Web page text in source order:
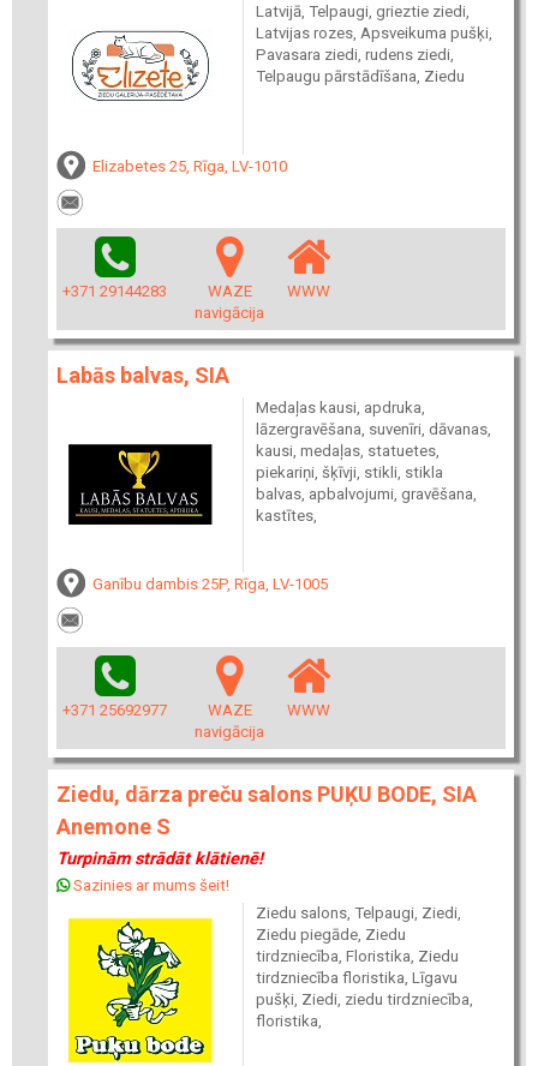
Latvijā, Telpaugi, grieztie ziedi,
Latvijas rozes, Apsveikuma pušķi,
Pavasara ziedi, rudens ziedi,
Telpaugu pārstādīšana, Ziedu
Elizabetes 25, Rīga, LV-1010
+371 29144283
WAZE
navigācija
WWW
Labās balvas, SIA
Medaļas kausi, apdruka,
lāzergravēšana, suvenīri, dāvanas,
kausi, medaļas, statuetes,
piekariņi, šķīvji, stikli, stikla
balvas, apbalvojumi, gravēšana,
kastītes,
Ganību dambis 25P, Rīga, LV-1005
+371 25692977
WAZE
navigācija
WWW
Ziedu, dārza preču salons PUĶU BODE, SIA
Anemone S
Turpinām strādāt klātienē!
Sazinies ar mums šeit!
Ziedu salons, Telpaugi, Ziedi,
Ziedu piegāde, Ziedu
tirdzniecība, Floristika, Ziedu
tirdzniecība floristika, Līgavu
pušķi, Ziedi, ziedu tirdzniecība,
floristika,